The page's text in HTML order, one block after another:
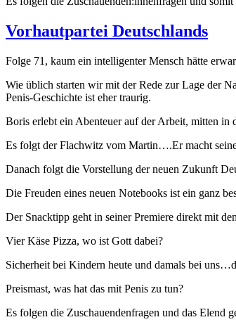
Vorhautpartei Deutschlands
Folge 71, kaum ein intelligenter Mensch hätte
Wie üblich starten wir mit der Rede zur Lage der
Penis-Geschichte ist eher traurig.
Boris erlebt ein Abenteuer auf der Arbeit, mitten
Es folgt der Flachwitz vom Martin….Er macht
Danach folgt die Vorstellung der neuen Zukunft
Die Freuden eines neuen Notebooks ist ein ganz
Der Snacktipp geht in seiner Premiere direkt mit
Vier Käse Pizza, wo ist Gott dabei?
Sicherheit bei Kindern heute und damals bei
Preismast, was hat das mit Penis zu tun?
Es folgen die Zuschauendenfragen und das Elend